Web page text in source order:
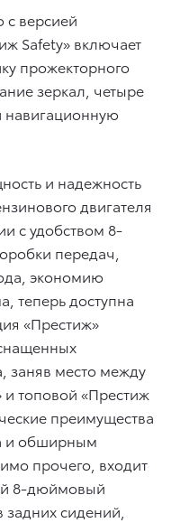
версией
Safety» включает
прожекторного
зеркал, четыре
и надежность
двигателя
с удобством 8-
передач,
экономию
теперь доступна
«Престиж»
заняв место между
топовой «Престиж
преимущества
и обширным
прочего, входит
8-дюймовый
сидений,